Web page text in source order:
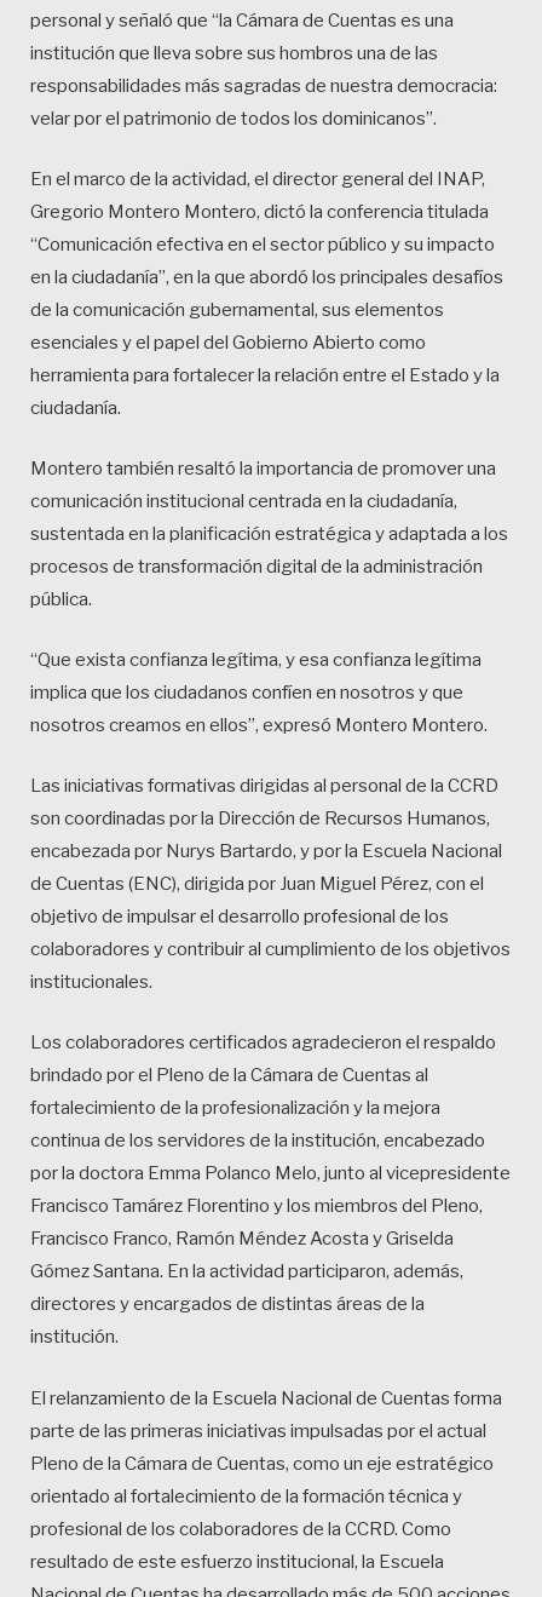
personal y señaló que “la Cámara de Cuentas es una
institución que lleva sobre sus hombros una de las
responsabilidades más sagradas de nuestra democracia:
velar por el patrimonio de todos los dominicanos”.
En el marco de la actividad, el director general del INAP,
Gregorio Montero Montero, dictó la conferencia titulada
“Comunicación efectiva en el sector público y su impacto
en la ciudadanía”, en la que abordó los principales desafíos
de la comunicación gubernamental, sus elementos
esenciales y el papel del Gobierno Abierto como
herramienta para fortalecer la relación entre el Estado y la
ciudadanía.
Montero también resaltó la importancia de promover una
comunicación institucional centrada en la ciudadanía,
sustentada en la planificación estratégica y adaptada a los
procesos de transformación digital de la administración
pública.
“Que exista confianza legítima, y esa confianza legítima
implica que los ciudadanos confíen en nosotros y que
nosotros creamos en ellos”, expresó Montero Montero.
Las iniciativas formativas dirigidas al personal de la CCRD
son coordinadas por la Dirección de Recursos Humanos,
encabezada por Nurys Bartardo, y por la Escuela Nacional
de Cuentas (ENC), dirigida por Juan Miguel Pérez, con el
objetivo de impulsar el desarrollo profesional de los
colaboradores y contribuir al cumplimiento de los objetivos
institucionales.
Los colaboradores certificados agradecieron el respaldo
brindado por el Pleno de la Cámara de Cuentas al
fortalecimiento de la profesionalización y la mejora
continua de los servidores de la institución, encabezado
por la doctora Emma Polanco Melo, junto al vicepresidente
Francisco Tamárez Florentino y los miembros del Pleno,
Francisco Franco, Ramón Méndez Acosta y Griselda
Gómez Santana. En la actividad participaron, además,
directores y encargados de distintas áreas de la
institución.
El relanzamiento de la Escuela Nacional de Cuentas forma
parte de las primeras iniciativas impulsadas por el actual
Pleno de la Cámara de Cuentas, como un eje estratégico
orientado al fortalecimiento de la formación técnica y
profesional de los colaboradores de la CCRD. Como
resultado de este esfuerzo institucional, la Escuela